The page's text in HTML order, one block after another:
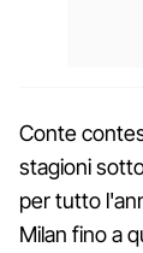
Conte
stagioni
per tutto
Milan fino a